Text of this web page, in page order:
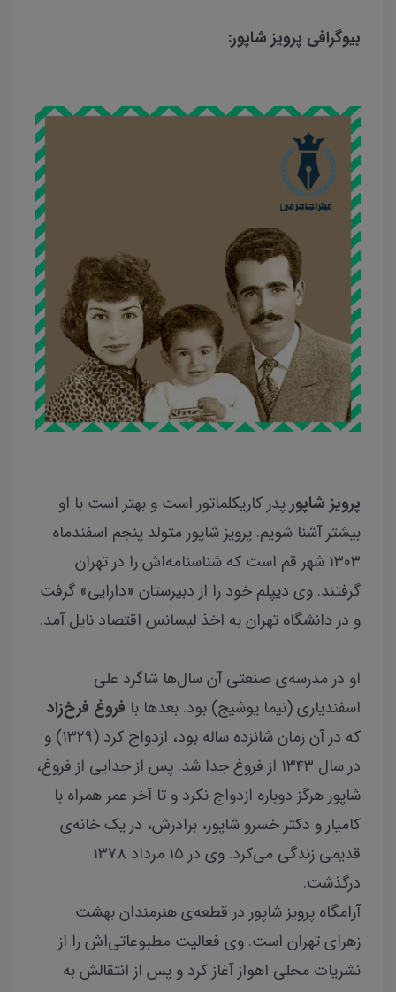
بیوگرافی پرویز شاپور:
پرویز شاپور پدر کاریکلماتور است و بهتر است با او
بیشتر آشنا شویم. پرویز شاپور متولد پنجم اسفندماه
۱۳۰۳ شهر قم است كه شناسنامه‌اش را در تهران
گرفتند. وی دیپلم خود را از دبیرستان «دارایی» گرفت
و در دانشگاه تهران به اخذ لیسانس اقتصاد نایل آمد.
او در مدرسه‌ی صنعتی آن سال‌ها شاگرد علی
اسفندیاری (نیما یوشیج) بود. بعدها با فروغ فرخ‌زاد
كه در آن زمان شانزده ساله بود، ازدواج كرد (۱۳۲۹) و
در سال ۱۳۴۳ از فروغ جدا شد. پس از جدایی از فروغ،
شاپور هرگز دوباره ازدواج نکرد و تا آخر عمر همراه با
کامیار و دکتر خسرو شاپور، برادرش، در یک خانه‌ی
قدیمی زندگی می‌کرد. وی در ۱۵ مرداد ۱۳۷۸
درگذشت.
آرامگاه پرویز شاپور در قطعه‌ی هنرمندان بهشت
زهرای تهران است. وی فعالیت مطبوعاتی‌اش را از
نشریات محلی اهواز آغاز کرد و پس از انتقالش به